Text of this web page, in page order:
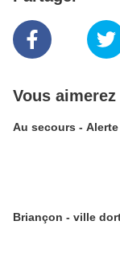
Vous
Au secours - Alerte
Briançon - ville